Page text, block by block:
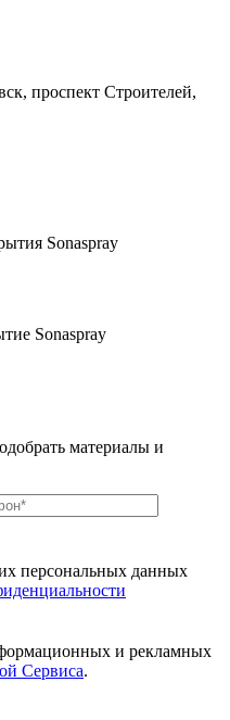
проспект Строителей,
Sonaspray
Sonaspray
материалы и
персональных данных
и рекламных
Сервиса.